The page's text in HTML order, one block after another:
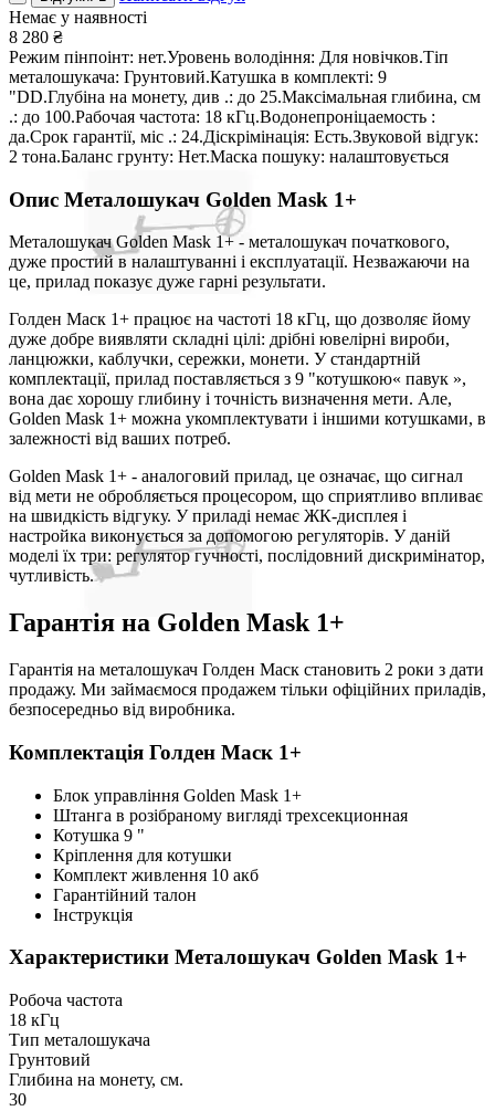
Немає у наявності
8 280 ₴
Режим пінпоінт: нет.Уровень володіння: Для новічков.Тіп
металошукача: Грунтовий.Катушка в комплекті: 9
"DD.Глубіна на монету, див .: до 25.Максімальная глибина, см
.: до 100.Рабочая частота: 18 кГц.Водонепроніцаемость :
да.Срок гарантії, міс .: 24.Діскрімінація: Есть.Звуковой відгук:
2 тона.Баланс грунту: Нет.Маска пошуку: налаштовується
Опис Металошукач Golden Mask 1+
Металошукач Golden Mask 1+ - металошукач початкового,
дуже простий в налаштуванні і експлуатації. Незважаючи на
це, прилад показує дуже гарні результати.
Голден Маск 1+ працює на частоті 18 кГц, що дозволяє йому
дуже добре виявляти складні цілі: дрібні ювелірні вироби,
ланцюжки, каблучки, сережки, монети. У стандартній
комплектації, прилад поставляється з 9 "котушкою« павук »,
вона дає хорошу глибину і точність визначення мети. Але,
Golden Mask 1+ можна укомплектувати і іншими котушками, в
залежності від ваших потреб.
Golden Mask 1+ - аналоговий прилад, це означає, що сигнал
від мети не обробляється процесором, що сприятливо впливає
на швидкість відгуку. У приладі немає ЖК-дисплея і
настройка виконується за допомогою регуляторів. У даній
моделі їх три: регулятор гучності, послідовний дискримінатор,
чутливість.
Гарантія на Golden Mask 1+
Гарантія на металошукач Голден Маск становить 2 роки з дати
продажу. Ми займаємося продажем тільки офіційних приладів,
безпосередньо від виробника.
Комплектація Голден Маск 1+
Блок управління Golden Mask 1+
Штанга в розібраному вигляді трехсекционная
Котушка 9 "
Кріплення для котушки
Комплект живлення 10 акб
Гарантійний талон
Інструкція
Характеристики Металошукач Golden Mask 1+
Робоча частота
18 кГц
Тип металошукача
Грунтовий
Глибина на монету, см.
30